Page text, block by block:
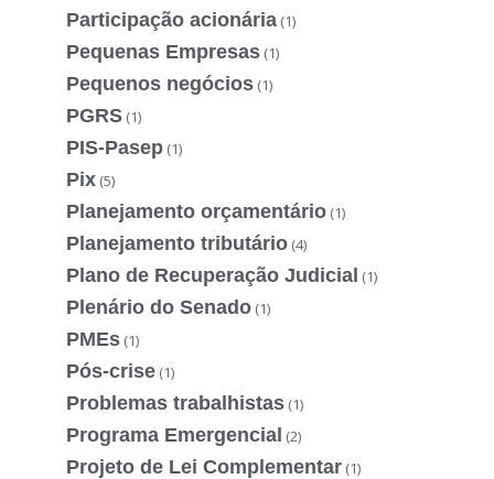
Participação acionária (1)
Pequenas Empresas (1)
Pequenos negócios (1)
PGRS (1)
PIS-Pasep (1)
Pix (5)
Planejamento orçamentário (1)
Planejamento tributário (4)
Plano de Recuperação Judicial (1)
Plenário do Senado (1)
PMEs (1)
Pós-crise (1)
Problemas trabalhistas (1)
Programa Emergencial (2)
Projeto de Lei Complementar (1)